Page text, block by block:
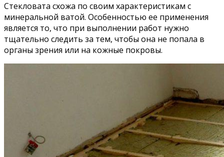
Стекловата схожа по своим характеристикам с
минеральной ватой. Особенностью ее применения
является то, что при выполнении работ нужно
тщательно следить за тем, чтобы она не попала в
органы зрения или на кожные покровы.